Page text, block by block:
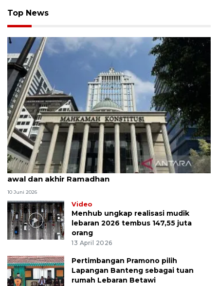
Top News
MK uji materi UU Peradilan Agama perihal isbat
awal dan akhir Ramadhan
10 Juni 2026
Video
Menhub ungkap realisasi mudik
lebaran 2026 tembus 147,55 juta
orang
13 April 2026
Pertimbangan Pramono pilih
Lapangan Banteng sebagai tuan
rumah Lebaran Betawi